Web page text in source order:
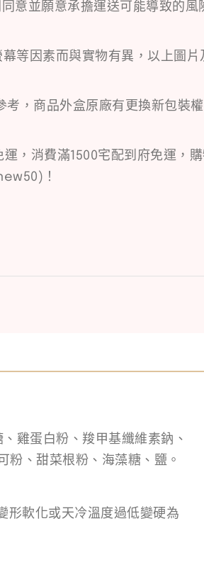
意並願意承擔運送可能導致的風
等因素而與實物有異，以上圖片
考，商品外盒原廠有更換新包裝
，消費滿1500宅配到府免運，
！
雞蛋白粉、羧甲基纖維素鈉、
粉、甜菜根粉、海藻糖、鹽。
形軟化或天冷溫度過低變硬為